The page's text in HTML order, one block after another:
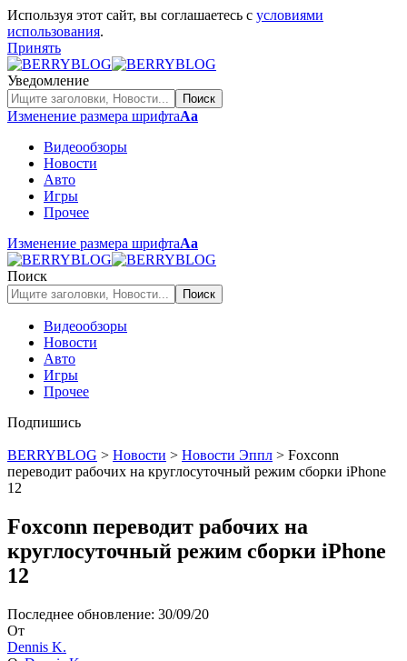
Используя этот сайт, вы соглашаетесь с условиями
использования.
Принять
Уведомление
Изменение размера шрифтаАа
Видеообзоры
Новости
Авто
Игры
Прочее
Изменение размера шрифтаАа
Поиск
Видеообзоры
Новости
Авто
Игры
Прочее
Подпишись
BERRYBLOG > Новости > Новости Эппл > Foxconn
переводит рабочих на круглосуточный режим сборки iPhone
12
Foxconn переводит рабочих на
круглосуточный режим сборки iPhone
12
Последнее обновление: 30/09/20
От
Dennis K.